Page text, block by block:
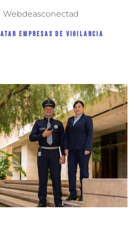
Webdeasconectad
Empresas de Vigilancia